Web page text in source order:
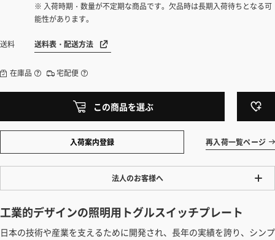
※ 入荷時期・数量が不定期な商品です。欠品時は長期入荷待ちとなる可
能性があります。
送料 送料表・配送方法
在庫品 宅配便
この商品を選ぶ
入荷案内登録 再入荷一覧ページ
法人のお客様へ
ワンプライス販売
法人・個人様いずれも全て一律の価格で販売しております。法人/個人
事業主様には「請求書払い」も対応しています。
工業的デザインの照明用トグルスイッチプレート
日本の技術や産業を支えるために開発され、長年の実績を誇り、シンプ